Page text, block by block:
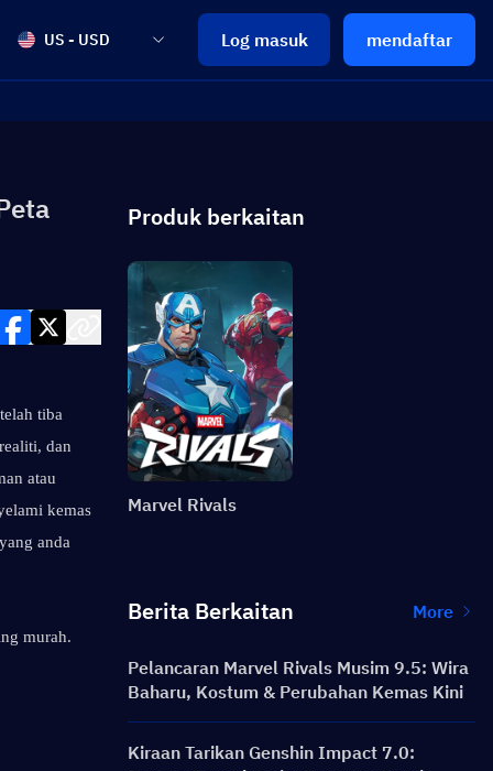
US - USD Log masuk mendaftar
tiba
dan
atau
kemas
anda
murah.
Produk berkaitan
Marvel Rivals
Berita Berkaitan More
Pelancaran Marvel Rivals Musim 9.5: Wira
Baharu, Kostum & Perubahan Kemas Kini
Kiraan Tarikan Genshin Impact 7.0: